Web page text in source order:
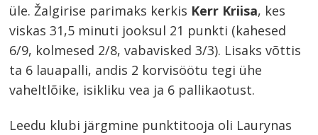
üle. Žalgirise parimaks kerkis Kerr Kriisa, kes
viskas 31,5 minuti jooksul 21 punkti (kahesed
6/9, kolmesed 2/8, vabavisked 3/3). Lisaks võttis
ta 6 lauapalli, andis 2 korvisöötu tegi ühe
vaheltlõike, isikliku vea ja 6 pallikaotust.
Leedu klubi järgmine punktitooja oli Laurynas